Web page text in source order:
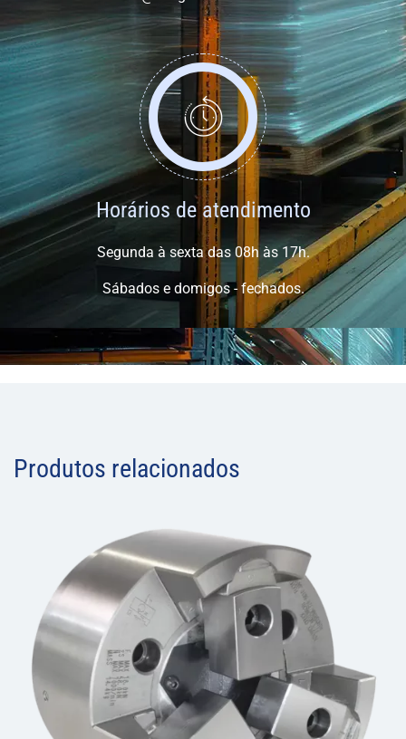
Horários de atendimento
Segunda à sexta das 08h às 17h.
Sábados e domigos - fechados.
Produtos relacionados